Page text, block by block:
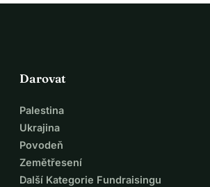
nejen Atlantik, ale i hranice toho, co je
světu, z čeho je duch Struže složen.
Darujte ještě dnes
historického. S vaší pomocí Erdala
zádech a silou celé komunity za ním.
Darovat
Palestina
Ukrajina
Povodeň
Zemětřesení
Další Kategorie Fundraisingu